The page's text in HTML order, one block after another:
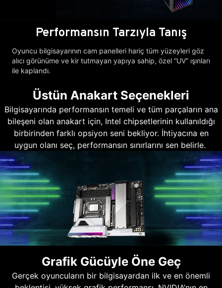
Performansın Tarzıyla Tanış
Oyuncu bilgisayarının cam panelleri hariç tüm yüzeyleri göz
alıcı görünüme ve kir tutmayan yapıya sahip, özel “UV” ışınları
ile kaplandı.
Üstün Anakart Seçenekleri
Bilgisayarında performansın temeli ve tüm parçaların ana
bileşeni olan anakart için, Intel chipsetlerinin kullanıldığı
birbirinden farklı opsiyon seni bekliyor. İhtiyacına en
uygun olanı seç, performansın sınırlarını sen belirle.
Grafik Gücüyle Öne Geç
Gerçek oyuncuların bir bilgisayardan ilk ve en önemli